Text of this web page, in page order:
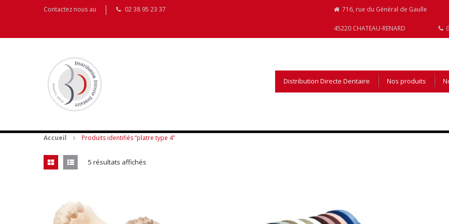
Contactez nous au 02 38 95 23 37 716, rue du Général de Gaulle
45220 CHATEAU-RENARD
Distribution Directe Dentaire Nos produits
Accueil Produits identifiés “platre type 4”
5 résultats affichés